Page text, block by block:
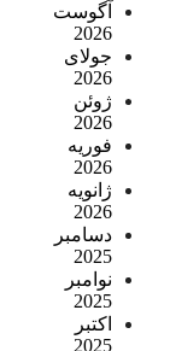
آگوست
2026
جولای
2026
ژوئن
2026
فوریه
2026
ژانویه
2026
دسامبر
2025
نوامبر
2025
اکتبر
2025